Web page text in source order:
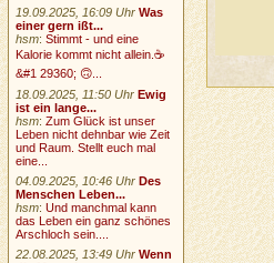
19.09.2025, 16:09 Uhr Was
einer gern ißt...
hsm:Stimmt - und eine
Kalorie kommt nicht allein.☕
&#1 29360; 🙃...
18.09.2025, 11:50 Uhr Ewig
ist ein lange...
hsm:Zum Glück ist unser
Leben nicht dehnbar wie Zeit
und Raum. Stellt euch mal
eine...
04.09.2025, 10:46 Uhr Des
Menschen Leben...
hsm:Und manchmal kann
das Leben ein ganz schönes
Arschloch sein....
22.08.2025, 13:49 Uhr Wenn